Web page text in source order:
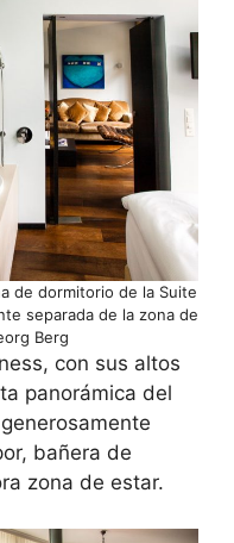
de dormitorio de la Suite
separada de la zona de
Berg
con sus altos
panorámica del
bañera de
zona de estar.